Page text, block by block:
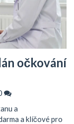
očkování
a
a klíčové pro